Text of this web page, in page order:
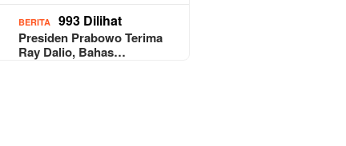
BERITA 993 Dilihat
Presiden Prabowo Terima
Ray Dalio, Bahas…